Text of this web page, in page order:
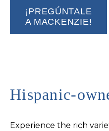
¡PREGÚNTALE
A MACKENZIE!
Hispanic-
Experience the rich